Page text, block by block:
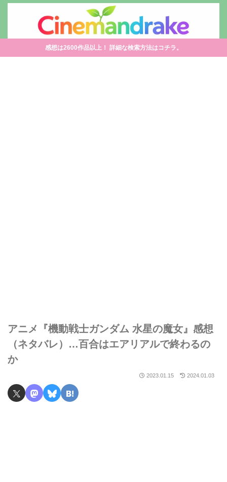
感想は2600作品以上！ 詳細な検索方法はコチラ。
アニメ『機動戦士ガンダム 水星の魔女』感想
（ネタバレ）…百合はエアリアルで終わるの
か
2023.01.15 2024.01.03